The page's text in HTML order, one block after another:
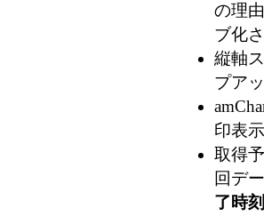
の理
ブ化
縦軸
プア
印表
取得
回デ
了時